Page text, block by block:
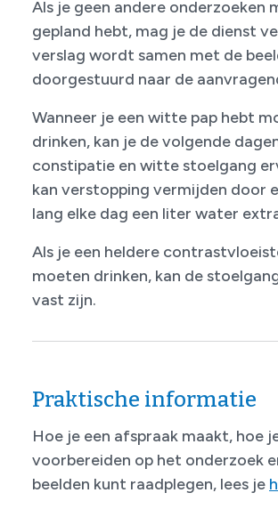
Als je geen andere onderzoeken
gepland hebt, mag je de dienst
verslag wordt samen met de
doorgestuurd naar de
Wanneer je een witte pap hebt
drinken, kan je de volgende
constipatie en witte stoelgang
kan verstopping vermijden door
lang elke dag een liter water
Als je een heldere
moeten drinken, kan de
vast zijn.
Praktische informatie
Hoe je een afspraak maakt, hoe
voorbereiden op het onderzoek
beelden kunt raadplegen, lees je